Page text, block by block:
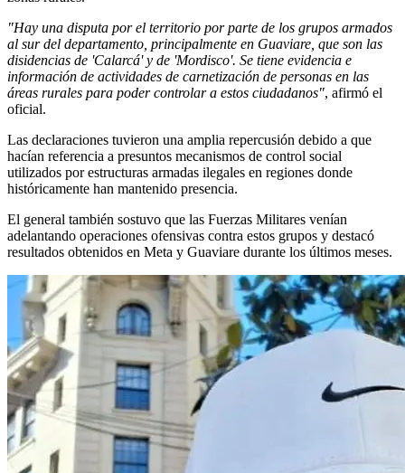
"Hay una disputa por el territorio por parte de los grupos armados
al sur del departamento, principalmente en Guaviare, que son las
disidencias de 'Calarcá' y de 'Mordisco'. Se tiene evidencia e
información de actividades de carnetización de personas en las
áreas rurales para poder controlar a estos ciudadanos", afirmó el
oficial.
Las declaraciones tuvieron una amplia repercusión debido a que
hacían referencia a presuntos mecanismos de control social
utilizados por estructuras armadas ilegales en regiones donde
históricamente han mantenido presencia.
El general también sostuvo que las Fuerzas Militares venían
adelantando operaciones ofensivas contra estos grupos y destacó
resultados obtenidos en Meta y Guaviare durante los últimos meses.